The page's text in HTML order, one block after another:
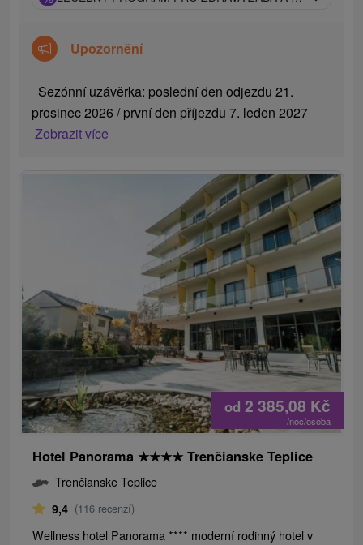
Upozornění
Sezónní uzávěrka: poslední den odjezdu 21.
prosinec 2026 / první den příjezdu 7. leden 2027
Zobrazit více
od 2 385,08 Kč
/noc/osoba
Hotel Panorama ★★★★ Trenčianske Teplice
Trenčianske Teplice
9,4 (116 recenzí)
Wellness hotel Panorama **** moderní rodinný hotel v